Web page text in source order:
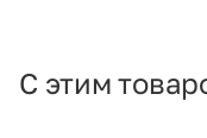
С этим